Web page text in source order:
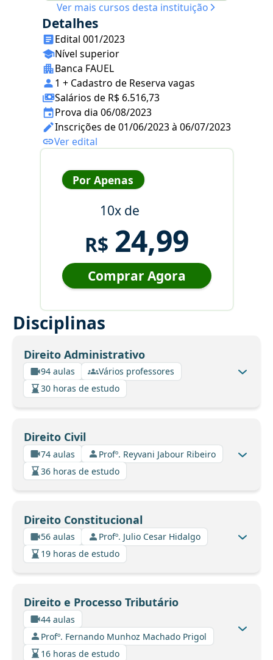
Ver mais cursos desta instituição
Detalhes
Edital 001/2023
Nível superior
Banca FAUEL
1 + Cadastro de Reserva vagas
Salários de R$ 6.516,73
Prova dia 06/08/2023
Inscrições de 01/06/2023 à 06/07/2023
Ver edital
Por Apenas
10x de
R$ 24,99
Comprar Agora
Disciplinas
Direito Administrativo
94 aulas
Vários professores
30 horas de estudo
Direito Civil
74 aulas
Profº. Reyvani Jabour Ribeiro
36 horas de estudo
Direito Constitucional
56 aulas
Profº. Julio Cesar Hidalgo
19 horas de estudo
Direito e Processo Tributário
44 aulas
Profº. Fernando Munhoz Machado Prigol
16 horas de estudo